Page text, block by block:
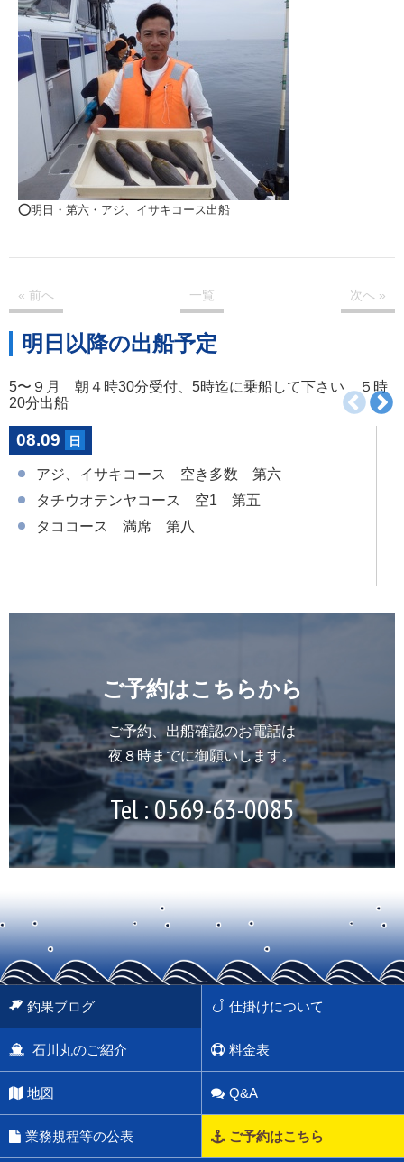
⭕️明日・第六・アジ、イサキコース出船
« 前へ 一覧 次へ »
明日以降の出船予定
5〜９月 朝４時30分受付、5時迄に乗船して下さい ５時
20分出船
08.09 日
アジ、イサキコース 空き多数 第六
タチウオテンヤコース 空1 第五
タココース 満席 第八
ご予約はこちらから
ご予約、出船確認のお電話は
夜８時までに御願いします。
Tel :0569-63-0085
釣果ブログ 仕掛けについて
石川丸のご紹介 料金表
地図 Q&A
業務規程等の公表 ご予約はこちら